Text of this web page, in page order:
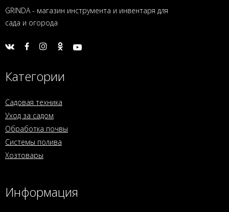
GRINDA - магазин инструмента и инвентаря для
сада и огорода
Категории
Садовая техника
Уход за садом
Обработка почвы
Системы полива
Хозтовары
Информация